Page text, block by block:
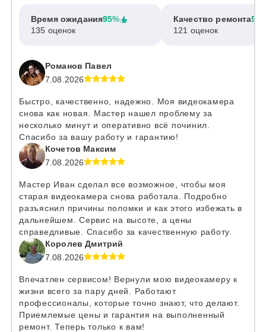
Время ожидания95%
135 оценок
Качество ремонта
121 оценок
Романов Павел
7.08.2026
Быстро, качественно, надежно. Моя видеокамера
снова как новая. Мастер нашел проблему за
несколько минут и оперативно всё починил.
Спасибо за вашу работу и гарантию!
Кочетов Максим
7.08.2026
Мастер Иван сделал все возможное, чтобы моя
старая видеокамера снова работала. Подробно
разъяснил причины поломки и как этого избежать в
дальнейшем. Сервис на высоте, а цены
справедливые. Спасибо за качественную работу.
Королев Дмитрий
7.08.2026
Впечатлен сервисом! Вернули мою видеокамеру к
жизни всего за пару дней. Работают
профессионалы, которые точно знают, что делают.
Приемлемые цены и гарантия на выполненный
ремонт. Теперь только к вам!